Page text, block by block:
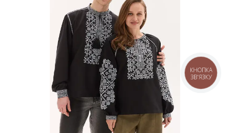
КНОПКА
ЗВ'ЯЗКУ